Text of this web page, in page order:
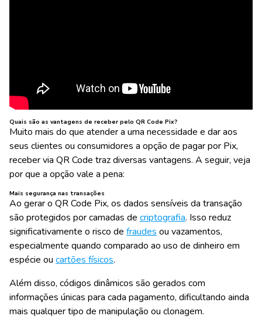
Quais são as vantagens de receber pelo QR Code Pix?
Muito mais do que atender a uma necessidade e dar aos
seus clientes ou consumidores a opção de pagar por Pix,
receber via QR Code traz diversas vantagens. A seguir, veja
por que a opção vale a pena:
Mais segurança nas transações
Ao gerar o QR Code Pix, os dados sensíveis da transação
são protegidos por camadas de criptografia. Isso reduz
significativamente o risco de fraudes ou vazamentos,
especialmente quando comparado ao uso de dinheiro em
espécie ou cartões físicos.
Além disso, códigos dinâmicos são gerados com
informações únicas para cada pagamento, dificultando ainda
mais qualquer tipo de manipulação ou clonagem.